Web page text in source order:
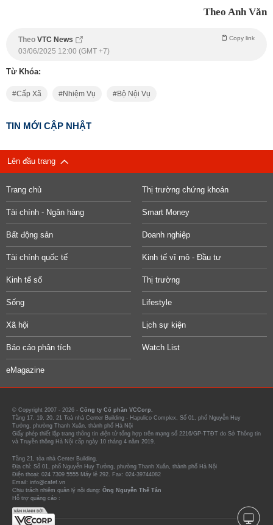
Theo Anh Văn
Theo VTC News Copy link
03/06/2025 12:00 (GMT +7)
Từ Khóa:
Cấp Xã Nhiệm Vụ Bộ Nội Vụ
TIN MỚI CẬP NHẬT
Lên đầu trang
Trang chủ Thị trường chứng khoán
Tài chính - Ngân hàng Smart Money
Bất động sản Doanh nghiệp
Tài chính quốc tế Kinh tế vĩ mô - Đầu tư
Kinh tế số Thị trường
Sống Lifestyle
Xã hội Lịch sự kiện
Báo cáo phân tích Watch List
eMagazine
© Copyright 2007 - 2026 - Công ty Cổ phần VCCorp.
Tầng 17, 19, 20, 21 Toà nhà Center Building - Hapulico Complex, Số 01, phố Nguyễn Huy
Tưởng, phường Thanh Xuân, thành phố Hà Nội
Giấy phép thiết lập trang thông tin điện tử tổng hợp trên mạng số 2216/GP-TTĐT do Sở Thông tin
và Truyền thông Hà Nội cấp ngày 10 tháng 4 năm 2019.
Tầng 21, tòa nhà Center Building.
Địa chỉ: Số 01, phố Nguyễn Huy Tưởng, phường Thanh Xuân, thành phố Hà Nội
Điện thoại: 024 7309 5555 Máy lẻ 292. Fax: 024-39744082
Email: info@cafef.vn
Chịu trách nhiệm quản lý nội dung: Ông Nguyễn Thế Tân
Hỗ trợ quảng cáo :